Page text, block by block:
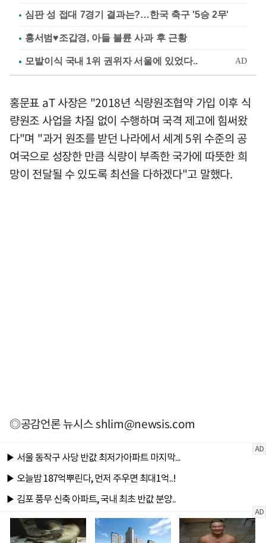
심판 성 접대 7경기 결과는?…한국 축구 '5승 2무'
홍서범♥조갑경, 아들 불륜 사과 후 근황
홍문표 aT 사장은 "2018년 식량원조협약 가입 이후 식
량원조 사업을 차질 없이 수행하며 국격 제고에 힘써왔
다"며 "과거 원조를 받던 나라에서 세계 5위 수준의 공
여국으로 성장한 만큼 식량이 부족한 국가에 따뜻한 희
망이 전달될 수 있도록 최선을 다하겠다"고 말했다.
◎공감언론 뉴시스shlim@newsis.com